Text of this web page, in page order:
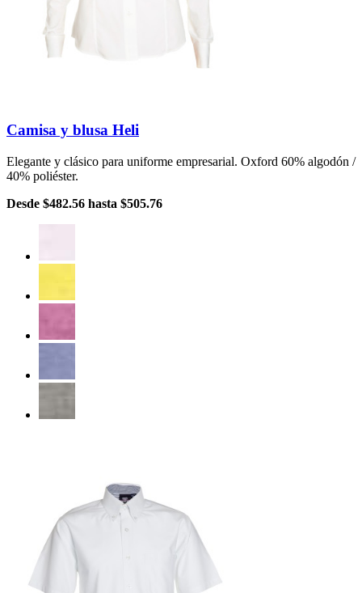
Camisa y blusa Heli
Elegante y clásico para uniforme empresarial. Oxford 60% algodón /
40% poliéster.
Desde $482.56 hasta $505.76